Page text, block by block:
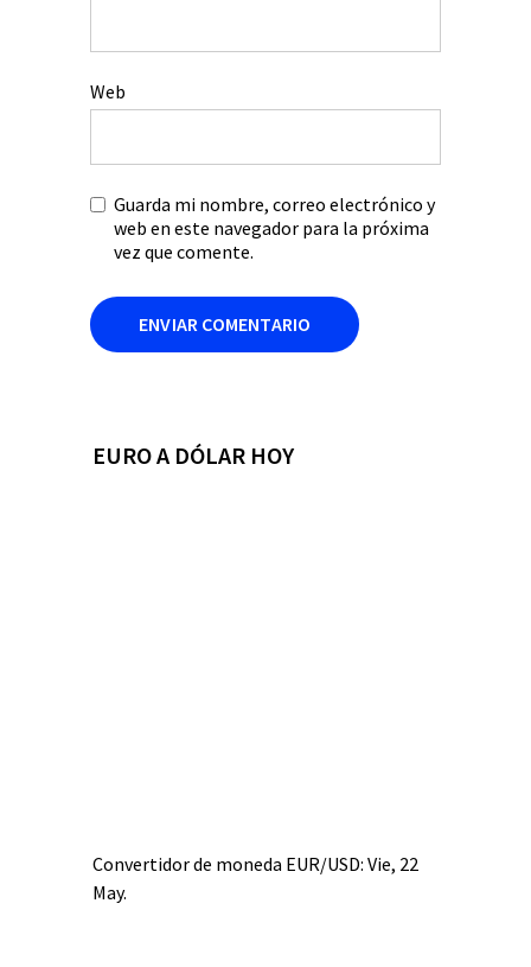
Web
Guarda mi nombre, correo electrónico y
web en este navegador para la próxima
vez que comente.
EURO A DÓLAR HOY
Convertidor de moneda EUR/USD: Vie, 22
May.